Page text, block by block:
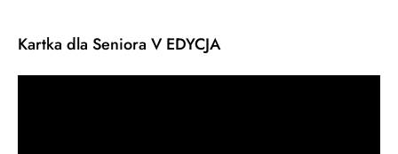
Kartka dla Seniora V EDYCJA